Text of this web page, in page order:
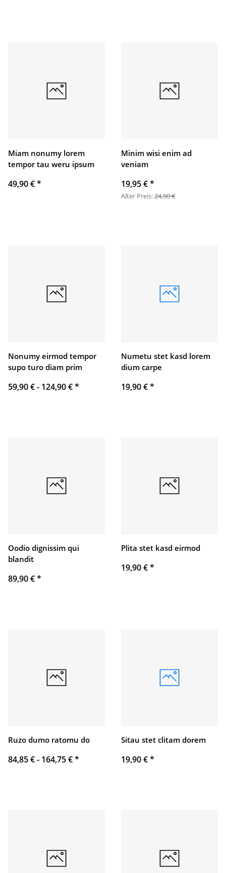
Miam nonumy lorem
tempor tau weru ipsum
49,90 €*
Minim wisi enim ad
veniam
19,95 €*
Alter Preis:24,90 €
Nonumy eirmod tempor
supo turo diam prim
59,90 € - 124,90 €*
Numetu stet kasd lorem
dium carpe
19,90 €*
Oodio dignissim qui
blandit
89,90 €*
Plita stet kasd eirmod
19,90 €*
Ruzo dumo ratomu do
84,85 € - 164,75 €*
Sitau stet clitam dorem
19,90 €*